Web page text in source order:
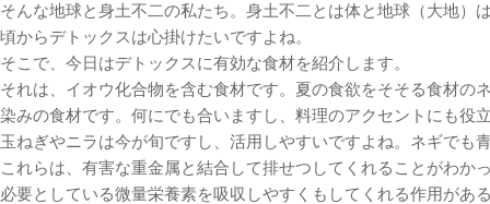
そんな地球と身土不二の私たち。身土不二とは体と地球（大地）
頃からデトックスは心掛けたいですよね。
そこで、今日はデトックスに有効な食材を紹介します。
それは、イオウ化合物を含む食材です。夏の食欲をそそる食材の
染みの食材です。何にでも合いますし、料理のアクセントにも役
玉ねぎやニラは今が旬ですし、活用しやすいですよね。ネギでも
これらは、有害な重金属と結合して排せつしてくれることがわか
必要としている微量栄養素を吸収しやすくもしてくれる作用があ